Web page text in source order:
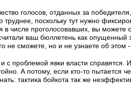
голосов, отданных за
труднее, поскольку тут нужно
в числе проголосовавших, вы
ваш бюллетень как
не сможете, но и не узнаете об
с проблемой явки власти
А потому, если кто-то пытается
тактика бойкота так же